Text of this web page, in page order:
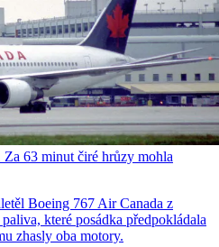
63 minut čiré hrůzy mohla
Boeing 767 Air Canada z
které posádka předpokládala
zhasly oba motory.